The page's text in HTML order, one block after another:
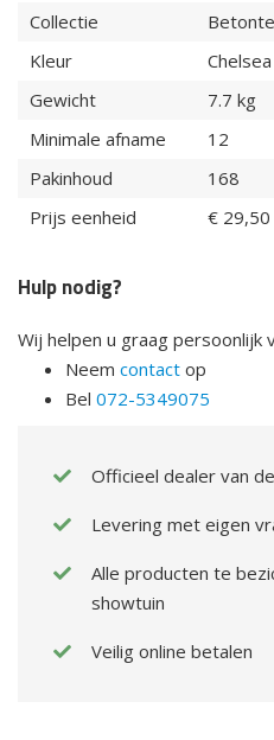
Collectie
Kleur
Chelsea
Gewicht
7.7 kg
Minimale afname
12
Pakinhoud
168
Prijs eenheid
€ 29,50
Hulp nodig?
Wij helpen u graag persoonlijk
Neem contact op
Bel 072-5349075
Officieel dealer van
Levering met eigen
Alle producten te
showtuin
Veilig online betalen